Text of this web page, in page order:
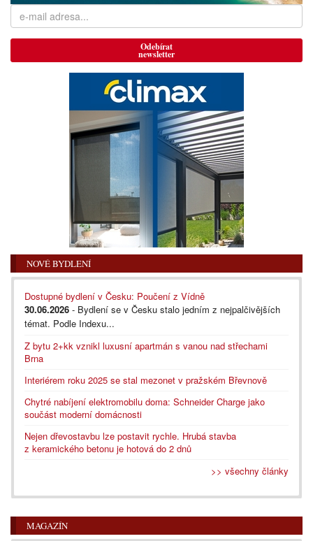
Odebírat
newsletter
NOVÉ BYDLENÍ
Dostupné bydlení v Česku: Poučení z Vídně
30.06.2026 - Bydlení se v Česku stalo jedním z nejpalčivějších
témat. Podle Indexu...
Z bytu 2+kk vznikl luxusní apartmán s vanou nad střechami
Brna
Interiérem roku 2025 se stal mezonet v pražském Břevnově
Chytré nabíjení elektromobilu doma: Schneider Charge jako
součást moderní domácnosti
Nejen dřevostavbu lze postavit rychle. Hrubá stavba
z keramického betonu je hotová do 2 dnů
>> všechny články
MAGAZÍN